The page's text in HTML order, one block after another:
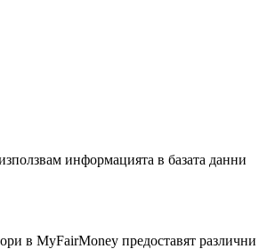
информацията в базата данни
в MyFairMoney предоставят различни